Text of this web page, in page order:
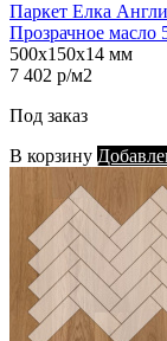
Паркет Елка
Прозрачное масло
500х150х14 мм
7 402 р/м2
Под заказ
В корзину